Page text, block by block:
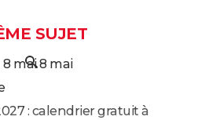
SUJET
8 mai8 mai
: calendrier gratuit à